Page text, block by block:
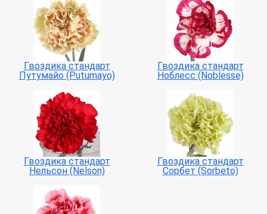
Гвоздика стандарт
Путумайо (Putumayo)
Гвоздика стандарт
Ноблесс (Noblesse)
Гвоздика стандарт
Нельсон (Nelson)
Гвоздика стандарт
Сорбет (Sorbeto)